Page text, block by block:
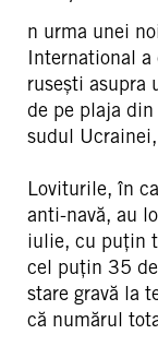
n urma unei
International a
rusești asupra
de pe plaja
sudul
Loviturile, în
anti-navă, au
iulie, cu puțin
cel puțin 35
stare gravă la
că numărul